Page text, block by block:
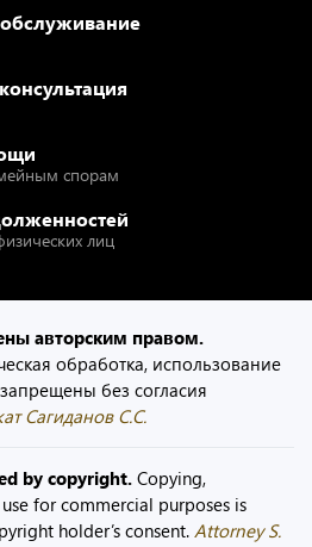
спорам
лиц
авторским правом.
обработка, использование
без согласия
Сагиданов С.С.
by copyright. Copying,
for commercial purposes is
holder’s consent. Attorney S.